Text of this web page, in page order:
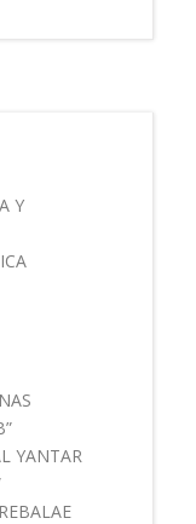
Y
YANTAR